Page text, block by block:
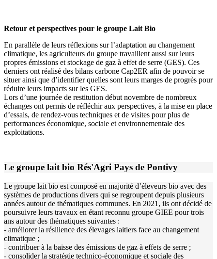
Retour et perspectives pour le groupe Lait Bio
En parallèle de leurs réflexions sur l’adaptation au changement
climatique, les agriculteurs du groupe travaillent aussi sur leurs
propres émissions et stockage de gaz à effet de serre (GES). Ces
derniers ont réalisé des bilans carbone Cap2ER afin de pouvoir se
situer ainsi que d’identifier quelles sont leurs marges de progrès pour
réduire leurs impacts sur les GES.
Lors d’une journée de restitution début novembre de nombreux
échanges ont permis de réfléchir aux perspectives, à la mise en place
d’essais, de rendez-vous techniques et de visites pour plus de
performances économique, sociale et environnementale des
exploitations.
Le groupe lait bio Rés'Agri Pays de Pontivy
Le groupe lait bio est composé en majorité d’éleveurs bio avec des
systèmes de productions divers qui se regroupent depuis plusieurs
années autour de thématiques communes. En 2021, ils ont décidé de
poursuivre leurs travaux en étant reconnu groupe GIEE pour trois
ans autour des thématiques suivantes :
- améliorer la résilience des élevages laitiers face au changement
climatique ;
- contribuer à la baisse des émissions de gaz à effets de serre ;
- consolider la stratégie technico-économique et sociale des